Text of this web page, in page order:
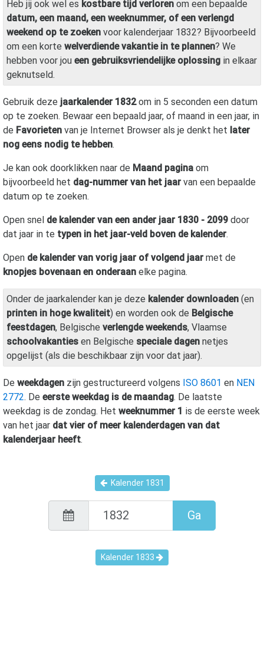
Heb jij ook wel es kostbare tijd verloren om een bepaalde
datum, een maand, een weeknummer, of een verlengd
weekend op te zoeken voor kalenderjaar 1832? Bijvoorbeeld
om een korte welverdiende vakantie in te plannen? We
hebben voor jou een gebruiksvriendelijke oplossing in elkaar
geknutseld.
Gebruik deze jaarkalender 1832om in 5 seconden een datum
op te zoeken. Bewaar een bepaald jaar, of maand in een jaar, in
de Favorieten van je Internet Browser als je denkt het later
nog eens nodig te hebben.
Je kan ook doorklikken naar de Maand pagina om
bijvoorbeeld het dag-nummer van het jaarvan een bepaalde
datum op te zoeken.
Open snel de kalender van een ander jaar 1830 - 2099 door
dat jaar in te typen in het jaar-veld boven de kalender.
Open de kalender van vorig jaar of volgend jaarmet de
knopjes bovenaan en onderaan elke pagina.
Onder de jaarkalender kan je deze kalender downloaden (en
printen in hoge kwaliteit) en worden ook de Belgische
feestdagen, Belgische verlengde weekends, Vlaamse
schoolvakanties en Belgische speciale dagen netjes
opgelijst (als die beschikbaar zijn voor dat jaar).
De weekdagen zijn gestructureerd volgens ISO 8601 en NEN
2772. De eerste weekdag is de maandag. De laatste
weekdag is de zondag. Het weeknummer 1 is de eerste week
van het jaar dat vier of meer kalenderdagen van dat
kalenderjaar heeft.
Kalender 1831
Ga
Kalender 1833